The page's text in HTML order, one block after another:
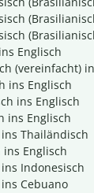
Englisch
(vereinfacht)
ins Englisch
ins Englisch
ins Englisch
Thailändisch
Englisch
Indonesisch
Cebuano